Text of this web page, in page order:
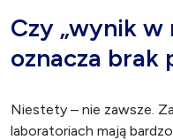
Czy „wynik w
oznacza brak
Niestety – nie zawsze.
laboratoriach mają